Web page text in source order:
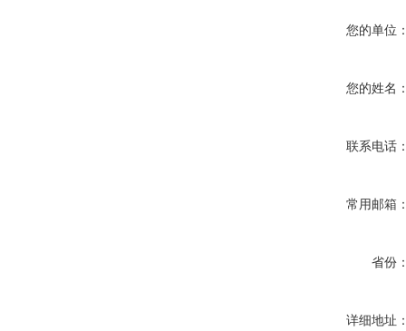
您的单位
您的姓名
联系电话
常用邮箱
省份
详细地址